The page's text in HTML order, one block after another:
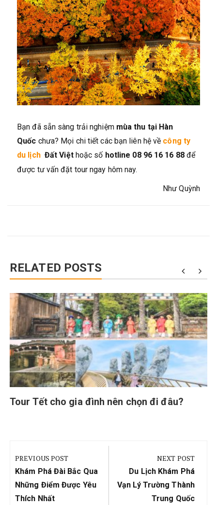
Bạn đã sẵn sàng trải nghiệmmùa thu tại Hàn
Quốc chưa? Mọi chi tiết các bạn liên hệ về công ty
du lịch Đất Việthoặc số hotline 08 96 16 16 88để
được tư vấn đặt tour ngay hôm nay.
Như Quỳnh
RELATED POSTS
Tour Tết cho gia đình nên chọn đi đâu?
hướng
bài
viết
PREVIOUS POST
Previous
Post:
Khám Phá Đài Bắc Qua
Những Điểm Được Yêu
Thích Nhất
NEXT POST
Next
Post:
Du Lịch Khám Phá
Vạn Lý Trường Thành
Trung Quốc